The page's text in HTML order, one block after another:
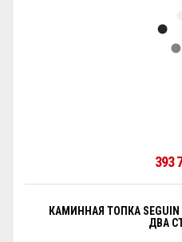
393
КАМИННАЯ ТОПКА SEGUIN
ДВА